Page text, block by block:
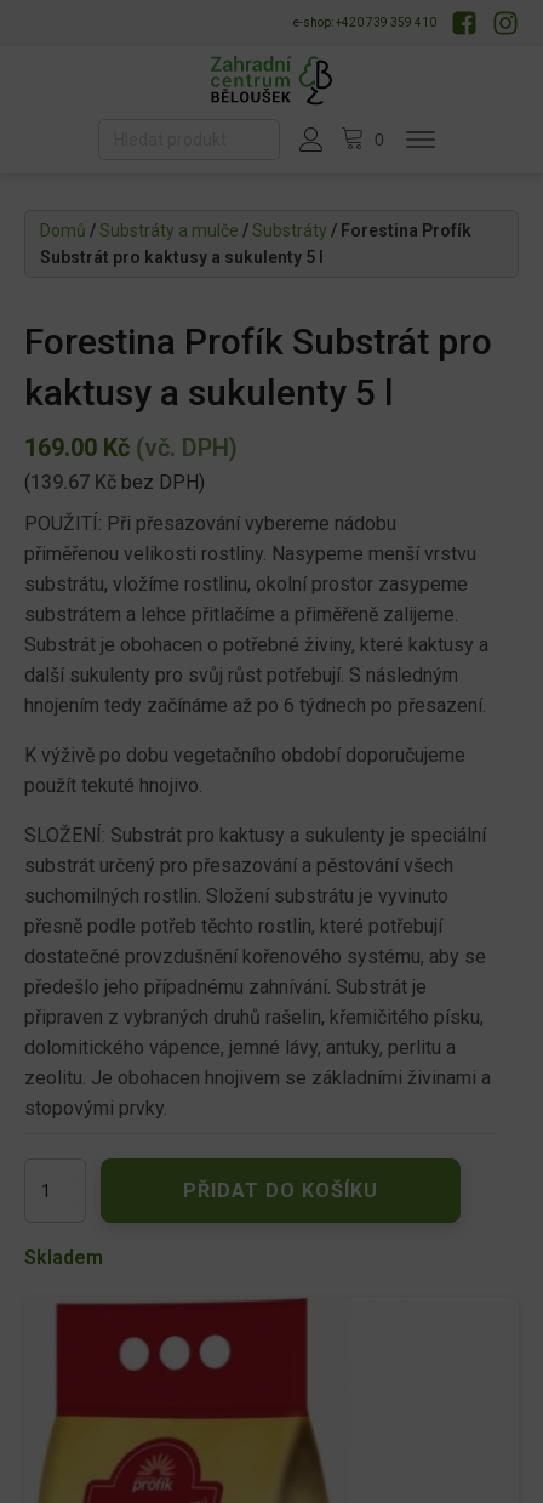
e-shop: +420 739 359 410
Domů /Substráty a mulče /Substráty / Forestina Profík
Substrát pro kaktusy a sukulenty 5 l
Forestina Profík Substrát pro
kaktusy a sukulenty 5 l
169.00 Kč (vč. DPH)
(139.67 Kč bez DPH)
POUŽITÍ: Při přesazování vybereme nádobu
přiměřenou velikosti rostliny. Nasypeme menší vrstvu
substrátu, vložíme rostlinu, okolní prostor zasypeme
substrátem a lehce přitlačíme a přiměřeně zalijeme.
Substrát je obohacen o potřebné živiny, které kaktusy a
další sukulenty pro svůj růst potřebují. S následným
hnojením tedy začínáme až po 6 týdnech po přesazení.
K výživě po dobu vegetačního období doporučujeme
použít tekuté hnojivo.
SLOŽENÍ: Substrát pro kaktusy a sukulenty je speciální
substrát určený pro přesazování a pěstování všech
suchomilných rostlin. Složení substrátu je vyvinuto
přesně podle potřeb těchto rostlin, které potřebují
dostatečné provzdušnění kořenového systému, aby se
předešlo jeho případnému zahnívání. Substrát je
připraven z vybraných druhů rašelin, křemičitého písku,
dolomitického vápence, jemné lávy, antuky, perlitu a
zeolitu. Je obohacen hnojivem se základními živinami a
stopovými prvky.
Profík
pro
PŘIDAT DO KOŠÍKU
Skladem